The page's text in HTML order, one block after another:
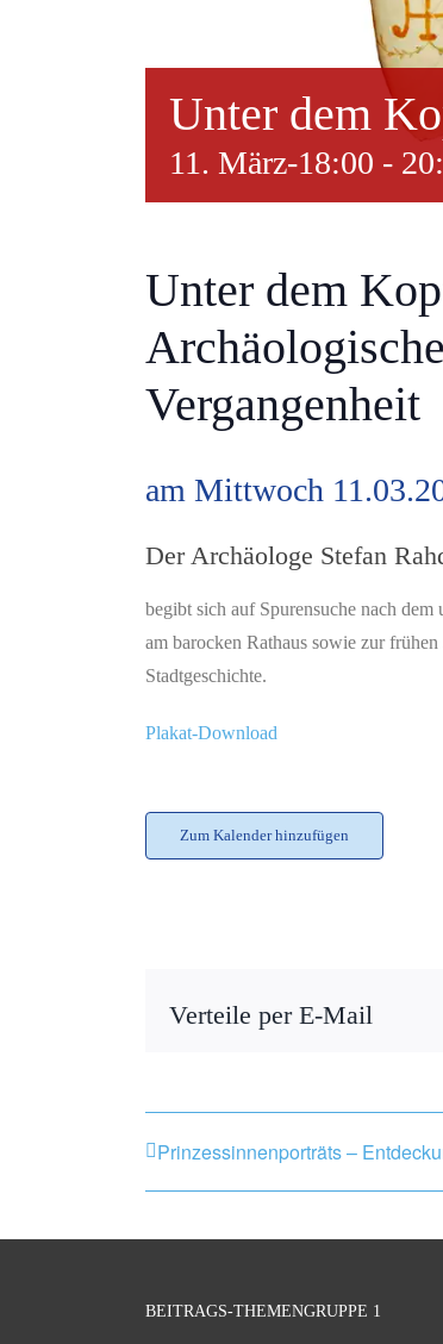
Unter dem
11. März-18:00 -
Unter dem
Vergangenheit
am Mittwoch
Der Archäologe Stefan
begibt sich auf Spurensuche nach
am barocken Rathaus sowie zur
Stadtgeschichte.
Plakat-Download
Zum Kalender hinzufügen
Verteile per E-Mail
Prinzessinnenporträts –
BEITRAGS-THEMENGRUPPE 1